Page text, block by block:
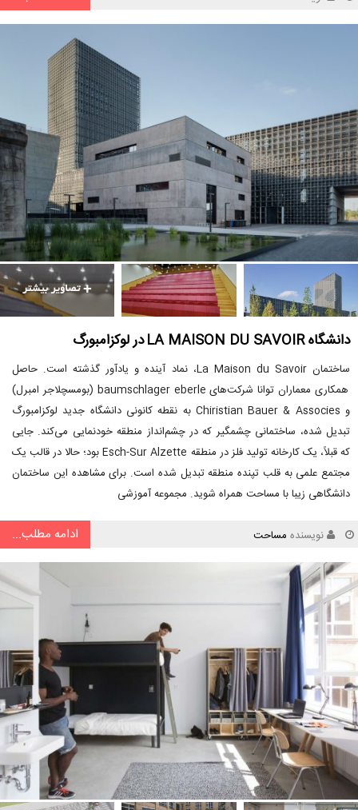
دانشگاه LA MAISON DU SAVOIR در لوکزامبورگ
ساختمان La Maison du Savoir، نماد آینده و یادآور گذشته است. حاصل
همکاری معماران توانا شرکت‌های baumschlager eberle (بومسچلاجر امبرل)
و Chiristian Bauer & Associes به نقطه کانونی دانشگاه جدید لوکزامبورگ
تبدیل شده، ساختمانی چشمگیر که در چشم‌انداز منطقه خودنمایی می‌کند. جایی
که قبلاً، یک کارخانه تولید فلز در منطقه Esch-Sur Alzette بود؛ حالا در قالب یک
مجتمع علمی به قلب تپنده منطقه تبدیل شده است. برای مشاهده این ساختمان
دانشگاهی زیبا با مساحت همراه شوید. مجموعه آموزشی
نویسنده مساحت ادامه مطلب...